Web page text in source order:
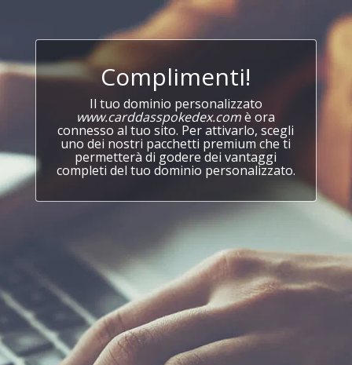
Complimenti!
Il tuo dominio personalizzato
www.carddasspokedex.comè ora
connesso al tuo sito. Per attivarlo, scegli
uno dei nostri pacchetti premium che ti
permetterà di godere dei vantaggi
completi del tuo dominio personalizzato.